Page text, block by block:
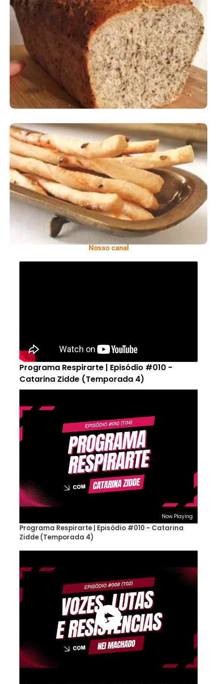
Comer Bem: Pão Low Carb
Comer Bem: Palitinhos De Cebola E Salsa
Nosso canal
Programa Respirarte | Episódio #010 -
Catarina Zidde (Temporada 4)
Now Playing
Programa Respirarte | Episódio #010 - Catarina
Zidde (Temporada 4)